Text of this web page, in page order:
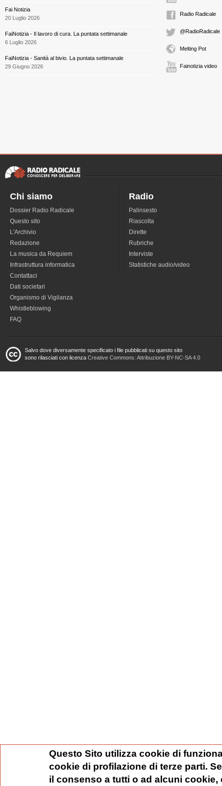
Fai Notizia
20 Luglio 2026
FaiNotizia - Il lavoro di cura. La puntata settimanale
6 Luglio 2026
FaiNotizia - Sanità al bivio. La puntata settimanale
29 Giugno 2026
Radio Radicale
@RadioRadicale
Melting Pot
Fainotizia video
Chi siamo
Dossier Radio Radicale
Questo sito
L'Archivio
Redazione
La musica da Requiem
Infrastruttura informatica
Contattaci
Dati societari
Organismo di Vigilanza
Whistleblowing
FAQ
Radio
Palinsesto
Riascolta
Dirette
Rubriche
Interviste
Statistiche audio/video
Salvo dove diversamente specificato i file pubblicati su questo sito
sono rilasciati con licenza Creative Commons: Attribuzione BY-NC-SA 4.0
Questo Sito utilizza cookie di
cookie di profilazione di terze parti.
il consenso a tutti o ad alcuni